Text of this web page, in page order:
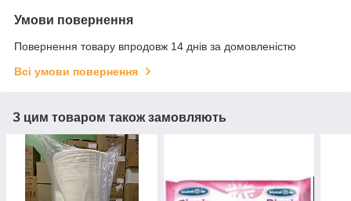
Умови повернення
Повернення товару впродовж 14 днів за домовленістю
Всі умови повернення
З цим товаром також замовляють